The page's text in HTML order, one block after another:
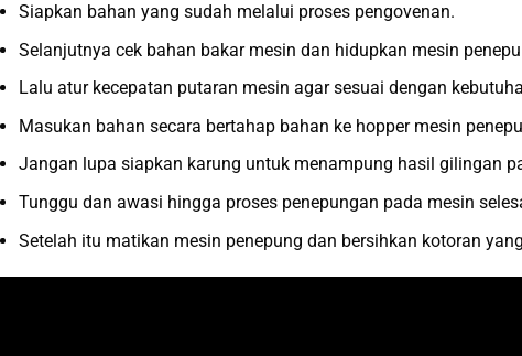
Siapkan bahan yang sudah melalui proses pengovenan.
Selanjutnya cek bahan bakar mesin dan hidupkan mesin
Lalu atur kecepatan putaran mesin agar sesuai dengan
Masukan bahan secara bertahap bahan ke hopper mesin
Jangan lupa siapkan karung untuk menampung hasil gilingan
Tunggu dan awasi hingga proses penepungan pada mesin
Setelah itu matikan mesin penepung dan bersihkan kotoran